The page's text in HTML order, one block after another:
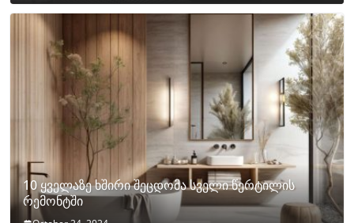
10 ყველაზე ხშირი შეცდომა სველი წერტილის
რემონტში